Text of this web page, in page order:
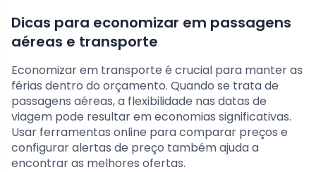
Dicas para economizar em passagens
aéreas e transporte
Economizar em transporte é crucial para manter as
férias dentro do orçamento. Quando se trata de
passagens aéreas, a flexibilidade nas datas de
viagem pode resultar em economias significativas.
Usar ferramentas online para comparar preços e
configurar alertas de preço também ajuda a
encontrar as melhores ofertas.